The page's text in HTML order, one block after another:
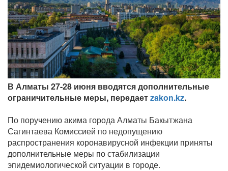
В Алматы 27-28 июня вводятся дополнительные
ограничительные меры, передаетzakon.kz.
По поручению акима города Алматы Бакытжана
Сагинтаева Комиссией по недопущению
распространения коронавирусной инфекции приняты
дополнительные меры по стабилизации
эпидемиологической ситуации в городе.